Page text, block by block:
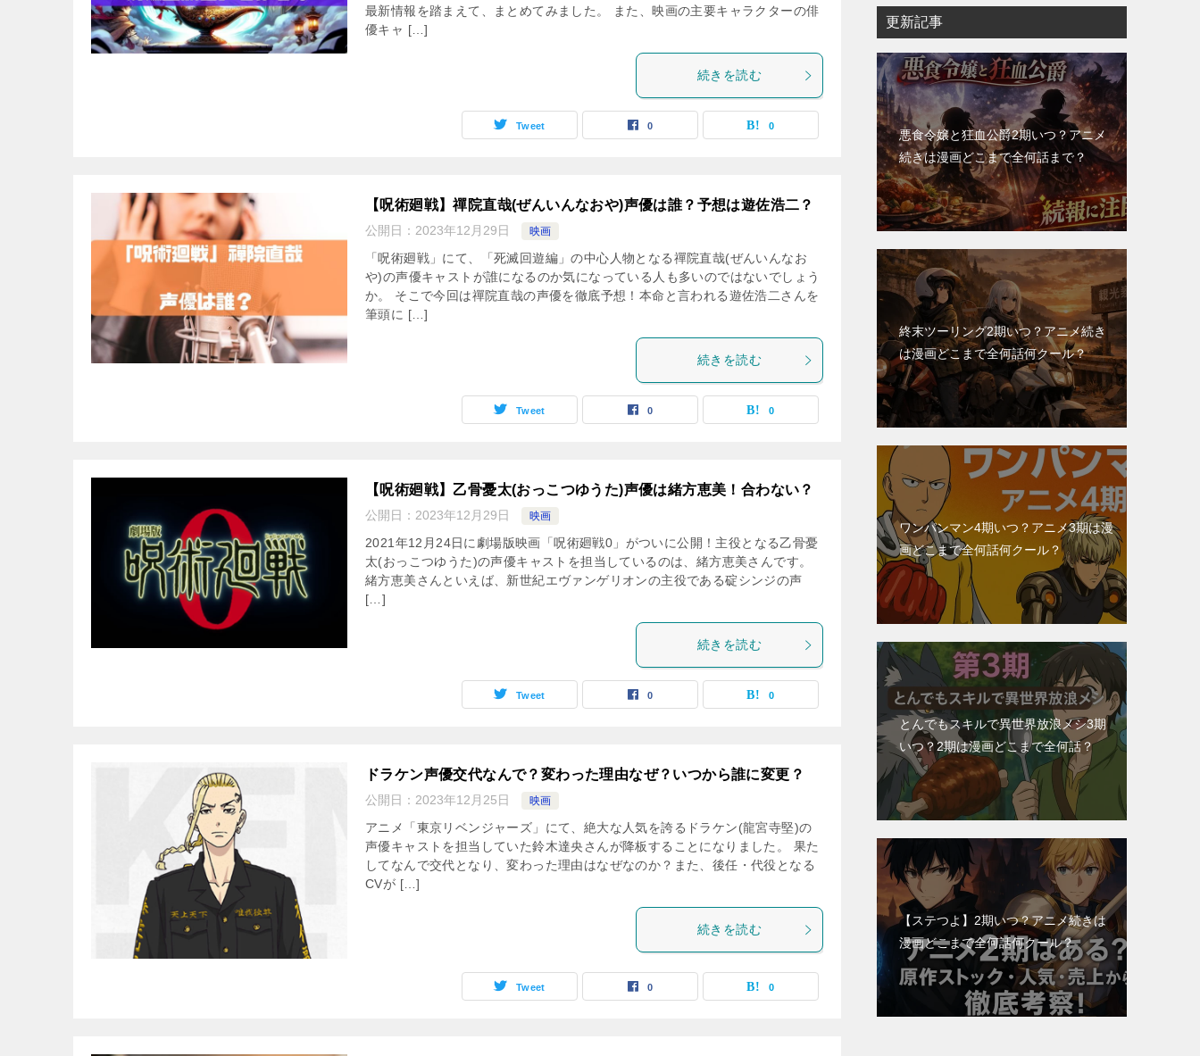
最新情報を踏まえて、まとめてみました。 また、映画の主要キャラクターの俳
優キャ […]
続きを読む
Tweet 0 0
【呪術廻戦】禪院直哉(ぜんいんなおや)声優は誰？予想は遊佐浩二？
公開日： 2023年12月29日 映画
「呪術廻戦」にて、「死滅回遊編」の中心人物となる禪院直哉(ぜんいんなお
や)の声優キャストが誰になるのか気になっている人も多いのではないでしょう
か。 そこで今回は禪院直哉の声優を徹底予想！本命と言われる遊佐浩二さんを
筆頭に […]
続きを読む
Tweet 0 0
【呪術廻戦】乙骨憂太(おっこつゆうた)声優は緒方恵美！合わない？
公開日： 2023年12月29日 映画
2021年12月24日に劇場版映画「呪術廻戦0」がついに公開！主役となる乙骨憂
太(おっこつゆうた)の声優キャストを担当しているのは、緒方恵美さんです。
緒方恵美さんといえば、新世紀エヴァンゲリオンの主役である碇シンジの声
[…]
続きを読む
Tweet 0 0
ドラケン声優交代なんで？変わった理由なぜ？いつから誰に変更？
公開日： 2023年12月25日 映画
アニメ「東京リベンジャーズ」にて、絶大な人気を誇るドラケン(龍宮寺堅)の
声優キャストを担当していた鈴木達央さんが降板することになりました。 果た
してなんで交代となり、変わった理由はなぜなのか？また、後任・代役となる
CVが […]
続きを読む
Tweet 0 0
更新記事
悪食令嬢と狂血公爵2期いつ？アニメ
続きは漫画どこまで全何話まで？
終末ツーリング2期いつ？アニメ続き
は漫画どこまで全何話何クール？
ワンパンマン4期いつ？アニメ3期は漫
画どこまで全何話何クール？
とんでもスキルで異世界放浪メシ3期
いつ？2期は漫画どこまで全何話？
【ステつよ】2期いつ？アニメ続きは
漫画どこまで全何話何クール？